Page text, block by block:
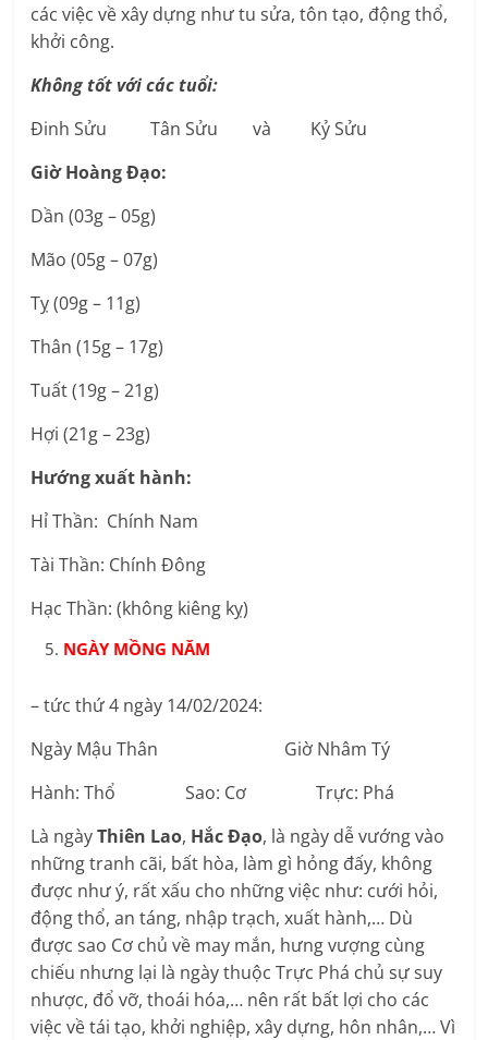
các việc về xây dựng như tu sửa, tôn tạo, động thổ,
khởi công.
Không tốt với các tuổi:
Đinh Sửu Tân Sửu và Kỷ Sửu
Giờ Hoàng Đạo:
Dần (03g – 05g)
Mão (05g – 07g)
Tỵ (09g – 11g)
Thân (15g – 17g)
Tuất (19g – 21g)
Hợi (21g – 23g)
Hướng xuất hành:
Hỉ Thần: Chính Nam
Tài Thần: Chính Đông
Hạc Thần: (không kiêng kỵ)
NGÀY MỒNG NĂM
– tức thứ 4 ngày 14/02/2024:
Ngày Mậu Thân Giờ Nhâm Tý
Hành: Thổ Sao: Cơ Trực: Phá
Là ngàyThiên Lao, Hắc Đạo, là ngày dễ vướng vào
những tranh cãi, bất hòa, làm gì hỏng đấy, không
được như ý, rất xấu cho những việc như: cưới hỏi,
động thổ, an táng, nhập trạch, xuất hành,… Dù
được sao Cơ chủ về may mắn, hưng vượng cùng
chiếu nhưng lại là ngày thuộc Trực Phá chủ sự suy
nhược, đổ vỡ, thoái hóa,… nên rất bất lợi cho các
việc về tái tạo, khởi nghiệp, xây dựng, hôn nhân,… Vì